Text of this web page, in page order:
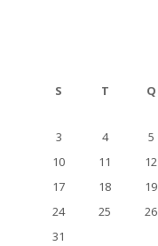
S T Q
3
4 5
10
11 12
17
18 19
24
25 26
31